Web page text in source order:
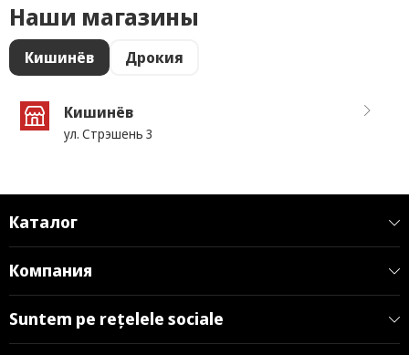
Наши магазины
Кишинёв Дрокия
Кишинёв
ул. Стрэшень 3
Каталог
Компания
Suntem pe rețelele sociale